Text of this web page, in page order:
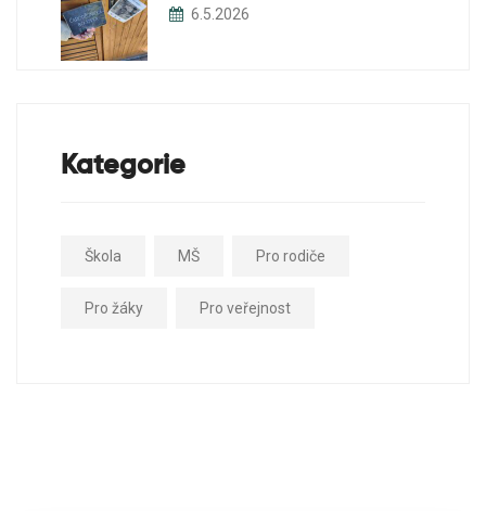
6.5.2026
Kategorie
Škola MŠ Pro rodiče
Pro žáky Pro veřejnost